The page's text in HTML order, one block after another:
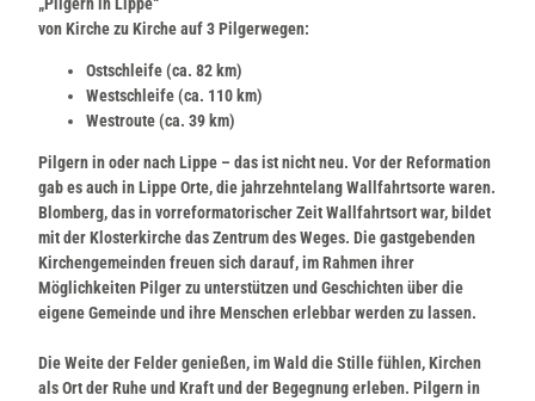
von Kirche zu Kirche auf 3 Pilgerwegen:
Ostschleife (ca. 82 km)
Westschleife (ca. 110 km)
Westroute (ca. 39 km)
Pilgern in oder nach Lippe – das ist nicht neu. Vor der Reformation
gab es auch in Lippe Orte, die jahrzehntelang Wallfahrtsorte waren.
Blomberg, das in vorreformatorischer Zeit Wallfahrtsort war, bildet
mit der Klosterkirche das Zentrum des Weges. Die gastgebenden
Kirchengemeinden freuen sich darauf, im Rahmen ihrer
Möglichkeiten Pilger zu unterstützen und Geschichten über die
eigene Gemeinde und ihre Menschen erlebbar werden zu lassen.
Die Weite der Felder genießen, im Wald die Stille fühlen, Kirchen
als Ort der Ruhe und Kraft und der Begegnung erleben. Pilgern in